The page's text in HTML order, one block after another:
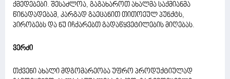
ქმედებები. შესაძლოა, გაგახაროთ ახალმა საქმიანმა
წინადადებამ, კარგად გაეცანით თითოეულ პუნქტს,
პირობებს და ნუ იჩქარებთ გადაწყვეტილების მიღებას.
ვერძი
თქვენი ახალი მდგომარეობა უფრო პროდუქტიულად